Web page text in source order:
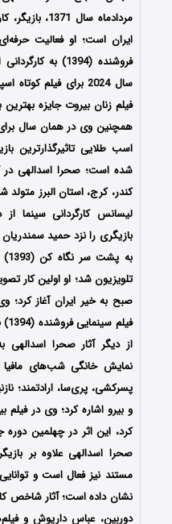
مردادماه سال
ایران است؛ او فعالیت
فروشنده (1394) به
سال 2024 برای فیلم
فیلم زنان بیروت جایزه
همچنین وی در همان سال برای
اسب طلایی تاثیرگذارترین
کندر، کرج، استان البرز
لیسانس کارگردانی سینما
بازیگری را نزد حمید سمندریان
تلویزیون شد؛ او اولین کار
صبح به خیر ایران آغاز کرد؛
از دیگر آثار صحرا اسدالهی
نمایش خانگی شب‌های مافیا
پسرکشی، پری‌سا، ارادتمند؛
و بیرو اشاره کرد؛ وی در فیلم
کرد، این اثر در چهلمین
صحرا اسدالهی علاوه بر
مستند نیز فعال است و
نشان داده است؛ آثار شاخص
دوربین، عباس داریوش و